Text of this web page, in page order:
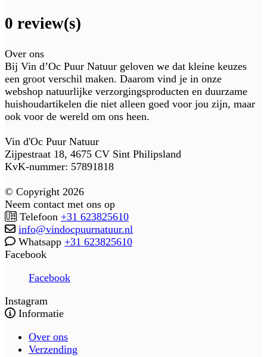
0 review(s)
Over ons
Bij Vin d’Oc Puur Natuur geloven we dat kleine keuzes
een groot verschil maken. Daarom vind je in onze
webshop natuurlijke verzorgingsproducten en duurzame
huishoudartikelen die niet alleen goed voor jou zijn, maar
ook voor de wereld om ons heen.
Vin d'Oc Puur Natuur
Zijpestraat 18, 4675 CV Sint Philipsland
KvK-nummer: 57891818
© Copyright 2026
Neem contact met ons op
Telefoon +31 623825610
info@vindocpuurnatuur.nl
Whatsapp +31 623825610
Facebook
Facebook
Instagram
Informatie
Over ons
Verzending